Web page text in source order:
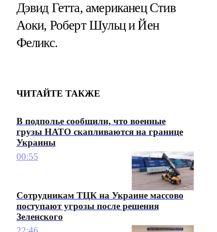
Дэвид Гетта, американец Стив
Аоки, Роберт Шульц и Йен
Феликс.
ЧИТАЙТЕ ТАКЖЕ
В подполье сообщили, что военные
грузы НАТО скапливаются на границе
Украины
00:55
Сотрудникам ТЦК на Украине массово
поступают угрозы после решения
Зеленского